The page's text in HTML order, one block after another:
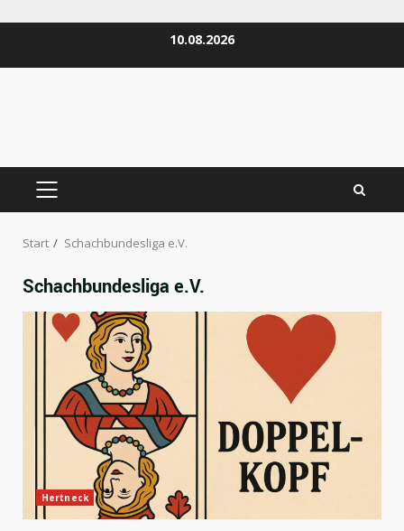
10.08.2026
PRIMÄRES
Start Schachbundesliga e.V.
Schachbundesliga e.V.
Hertneck